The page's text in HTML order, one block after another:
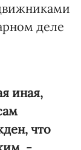
деле
иная,
что